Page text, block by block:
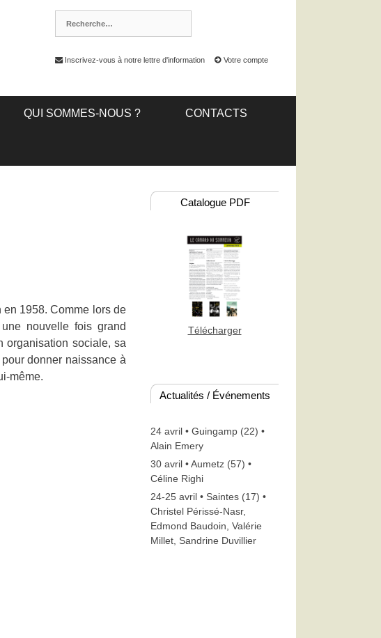
Inscrivez-vous à notre lettre d'information Votre compte
QUI SOMMES-NOUS ? CONTACTS
1958. Comme lors de
nouvelle fois grand
organisation sociale, sa
donner naissance à
même.
Catalogue PDF
Télécharger
Actualités / Événements
24 avril • Guingamp (22) •
Alain Emery
30 avril • Aumetz (57) •
Céline Righi
24-25 avril • Saintes (17) •
Christel Périssé-Nasr,
Edmond Baudoin, Valérie
Millet, Sandrine Duvillier